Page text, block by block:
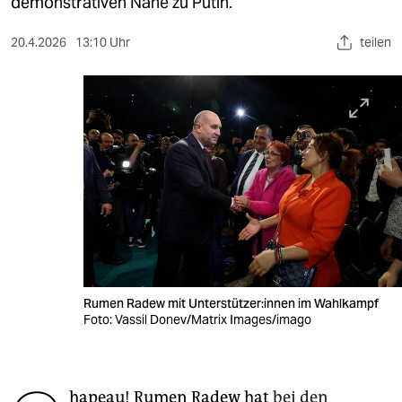
nord
wahrheit
veranstaltungen
unterstützen
20.4.2026 13:10 Uhr teilen
Rumen Radew mit Un­ter­stüt­ze­r:in­nen im Wahlkampf
Foto: Vassil Donev/Matrix Images/imago
hapeau! Rumen Radew hat bei den